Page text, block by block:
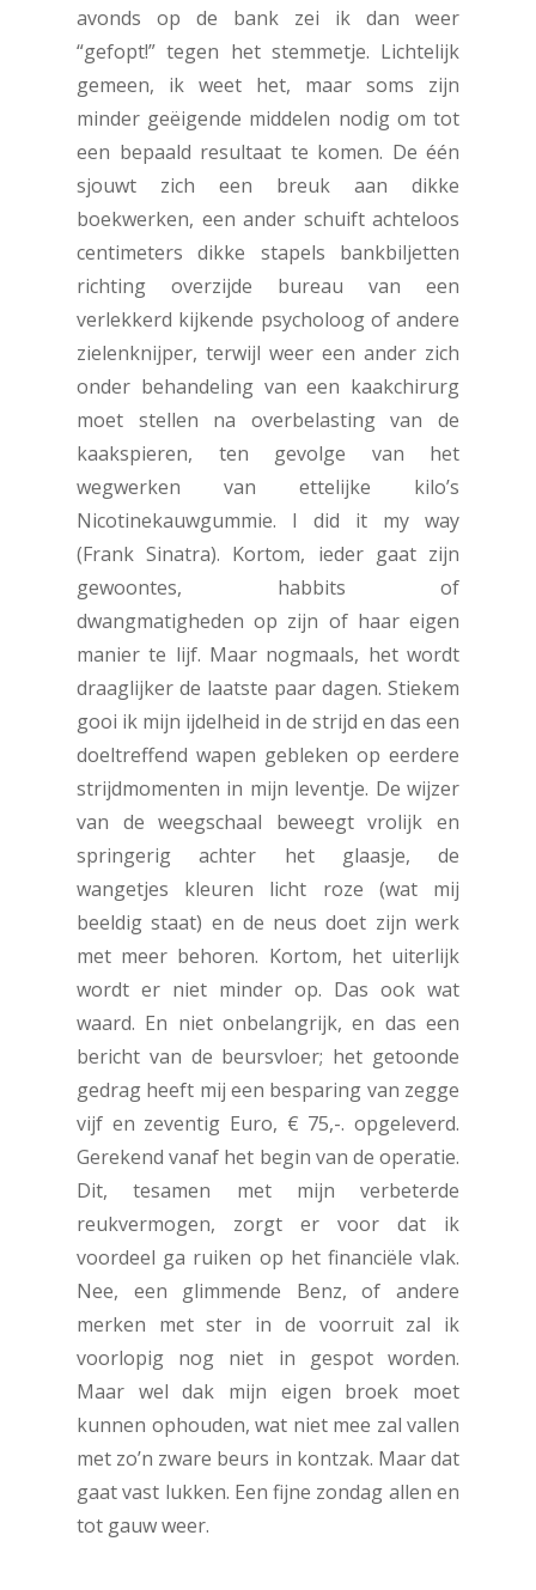
avonds op de bank zei ik dan weer
“gefopt!” tegen het stemmetje. Lichtelijk
gemeen, ik weet het, maar soms zijn
minder geëigende middelen nodig om tot
een bepaald resultaat te komen. De één
sjouwt zich een breuk aan dikke
boekwerken, een ander schuift achteloos
centimeters dikke stapels bankbiljetten
richting overzijde bureau van een
verlekkerd kijkende psycholoog of andere
zielenknijper, terwijl weer een ander zich
onder behandeling van een kaakchirurg
moet stellen na overbelasting van de
kaakspieren, ten gevolge van het
wegwerken van ettelijke kilo’s
Nicotinekauwgummie. I did it my way
(Frank Sinatra). Kortom, ieder gaat zijn
gewoontes, habbits of
dwangmatigheden op zijn of haar eigen
manier te lijf. Maar nogmaals, het wordt
draaglijker de laatste paar dagen. Stiekem
gooi ik mijn ijdelheid in de strijd en das een
doeltreffend wapen gebleken op eerdere
strijdmomenten in mijn leventje. De wijzer
van de weegschaal beweegt vrolijk en
springerig achter het glaasje, de
wangetjes kleuren licht roze (wat mij
beeldig staat) en de neus doet zijn werk
met meer behoren. Kortom, het uiterlijk
wordt er niet minder op. Das ook wat
waard. En niet onbelangrijk, en das een
bericht van de beursvloer; het getoonde
gedrag heeft mij een besparing van zegge
vijf en zeventig Euro, € 75,-. opgeleverd.
Gerekend vanaf het begin van de operatie.
Dit, tesamen met mijn verbeterde
reukvermogen, zorgt er voor dat ik
voordeel ga ruiken op het financiële vlak.
Nee, een glimmende Benz, of andere
merken met ster in de voorruit zal ik
voorlopig nog niet in gespot worden.
Maar wel dak mijn eigen broek moet
kunnen ophouden, wat niet mee zal vallen
met zo’n zware beurs in kontzak. Maar dat
gaat vast lukken. Een fijne zondag allen en
tot gauw weer.